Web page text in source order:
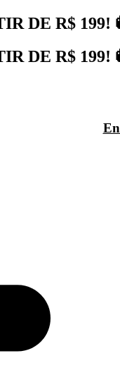
DE R$ 199!
DE R$ 199!